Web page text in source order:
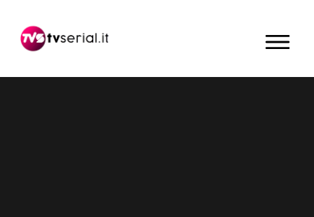
navigazione
contenuto
barra
primaria
MENU